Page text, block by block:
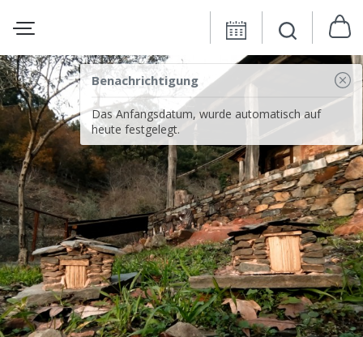
Benachrichtigung
Das Anfangsdatum, wurde automatisch auf
heute festgelegt.